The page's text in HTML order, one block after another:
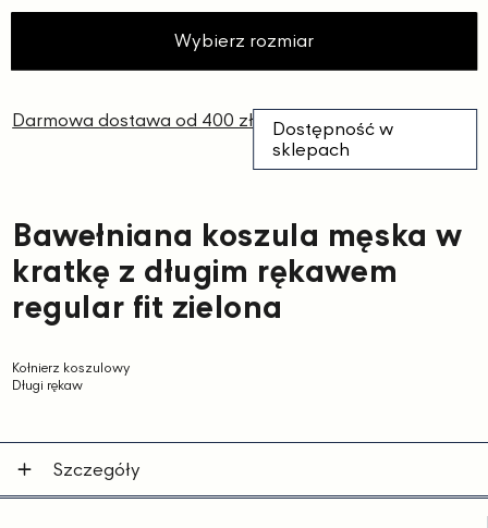
Bawełniana koszula męska w
kratkę z długim rękawem
regular fit zielona
Kołnierz koszulowy
Długi rękaw
Wybierz rozmiar
Darmowa dostawa od 400 zł
Dostępność w
sklepach
Szczegóły